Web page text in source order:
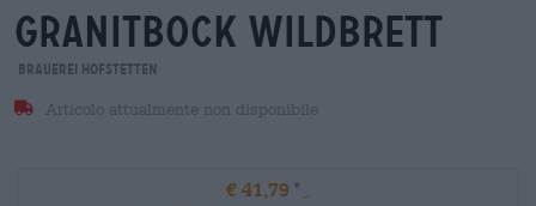
granitbock wildbrett
Brauerei Hofstetten
Articolo attualmente non disponibile
€ 41,79